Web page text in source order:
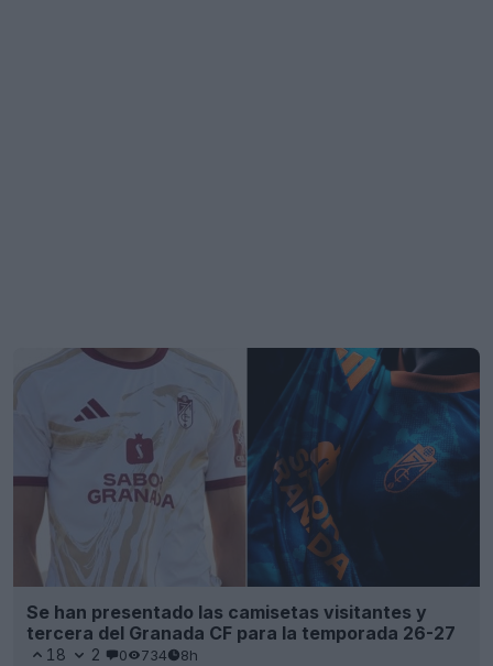
Se han presentado las camisetas visitantes y
tercera del Granada CF para la temporada 26-27
18 2 0 734 8h